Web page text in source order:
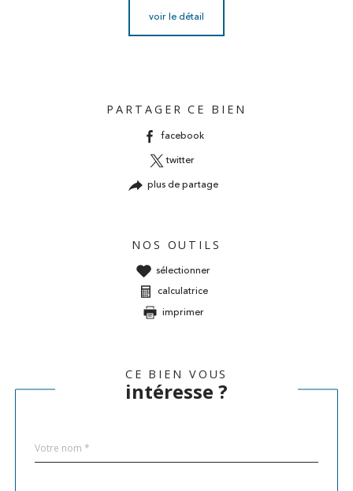
voir le détail
PARTAGER CE BIEN
facebook
twitter
plus de partage
NOS OUTILS
sélectionner
calculatrice
imprimer
CE BIEN VOUS
intéresse ?
par
*